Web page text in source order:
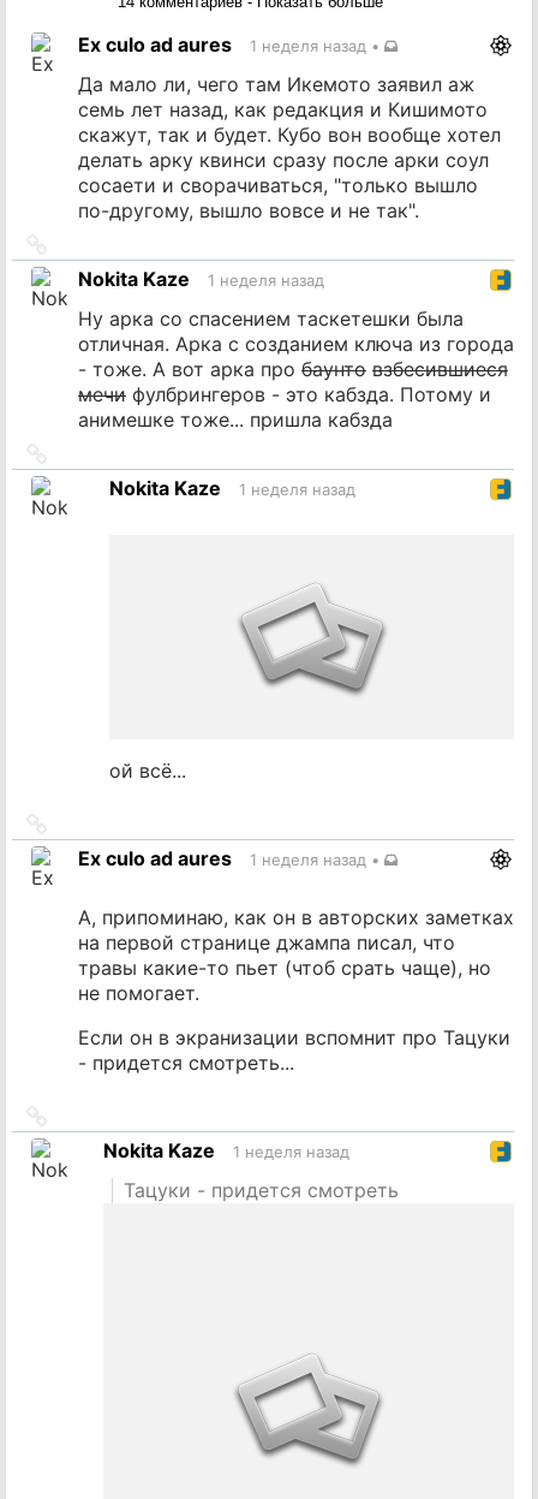
Ex culo ad aures 1 неделя назад •
Да мало ли, чего там Икемото заявил аж
семь лет назад, как редакция и Кишимото
скажут, так и будет. Кубо вон вообще хотел
делать арку квинси сразу после арки соул
сосаети и сворачиваться, "только вышло
по-другому, вышло вовсе и не так".
на
источник
Nokita Kaze 1 неделя назад
Ну арка со спасением таскетешки была
отличная. Арка с созданием ключа из города
- тоже. А вот арка про баунто взбесившиеся
мечи фулбрингеров - это кабзда. Потому и
анимешке тоже... пришла кабзда
на
источникNokita Kaze 1 неделя назад
ой всё...
на
источник
Ex culo ad aures 1 неделя назад •
А, припоминаю, как он в авторских заметках
на первой странице джампа писал, что
травы какие-то пьет (чтоб срать чаще), но
не помогает.
Если он в экранизации вспомнит про Тацуки
- придется смотреть...
на
источникNokita Kaze 1 неделя назад
Тацуки - придется смотреть